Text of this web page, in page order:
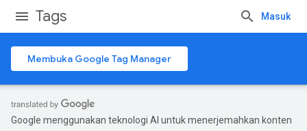
Tags Masuk
Membuka Google Tag Manager
Google menggunakan teknologi AI untuk menerjemahkan konten